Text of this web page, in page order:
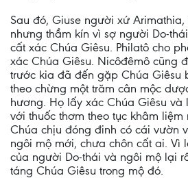
Sau đó, Giuse người xứ
nhưng thầm kín vì sợ người Do-
cất xác Chúa Giêsu. Philatô cho
xác Chúa Giêsu. Nicôđêmô cũng
trước kia đã đến gặp Chúa Giêsu
theo chừng một trăm cân mộc
hương. Họ lấy xác Chúa Giêsu
với thuốc thơm theo tục khâm
Chúa chịu đóng đinh có cái vườn
ngôi mộ mới, chưa chôn cất ai. Vì
của người Do-thái và ngôi mộ lại
táng Chúa Giêsu trong mộ đó.